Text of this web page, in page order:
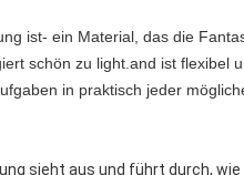
ist- ein Material, das die
schön zu light.and ist flexibel
in praktisch jeder
sieht aus und führt durch,